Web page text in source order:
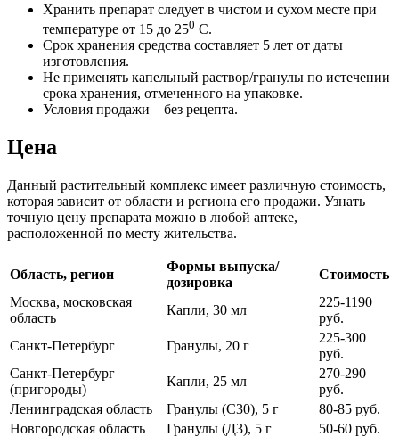
Хранить препарат следует в чистом и сухом месте при
температуре от 15 до 250 C.
Срок хранения средства составляет 5 лет от даты
изготовления.
Не применять капельный раствор/гранулы по истечении
срока хранения, отмеченного на упаковке.
Условия продажи – без рецепта.
Цена
Данный растительный комплекс имеет различную стоимость,
которая зависит от области и региона его продажи. Узнать
точную цену препарата можно в любой аптеке,
расположенной по месту жительства.
Область, регион
Формы выпуска/
дозировка
Стоимость
Москва, московская
область
Капли, 30 мл
225-1190
руб.
Санкт-Петербург
Гранулы, 20 г
225-300
руб.
Санкт-Петербург
(пригороды)
Капли, 25 мл
270-290
руб.
Ленинградская область
Гранулы (C30), 5 г
80-85 руб.
Новгородская область
Гранулы (Д3), 5 г 50-60 руб.